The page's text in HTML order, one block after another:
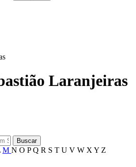
Laranjeiras
Buscar
M N O PQ R S T U V W X Y Z